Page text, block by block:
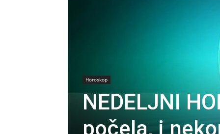
Horoskop
NEDELJNI
počela, i